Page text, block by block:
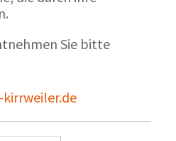
Sie bitte